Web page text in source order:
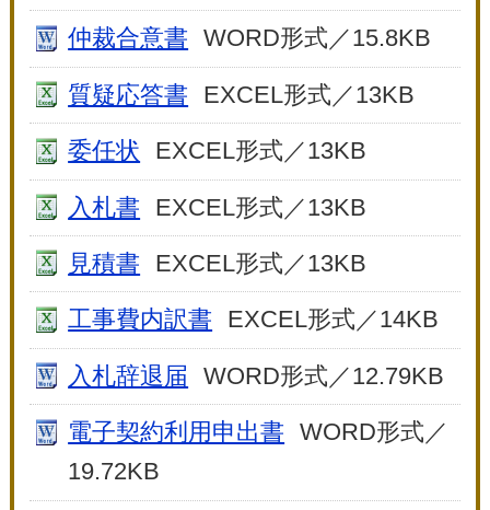
仲裁合意書 WORD形式／15.8KB
質疑応答書 EXCEL形式／13KB
委任状 EXCEL形式／13KB
入札書 EXCEL形式／13KB
見積書 EXCEL形式／13KB
工事費内訳書 EXCEL形式／14KB
入札辞退届 WORD形式／12.79KB
電子契約利用申出書
WORD形式／
19.72KB